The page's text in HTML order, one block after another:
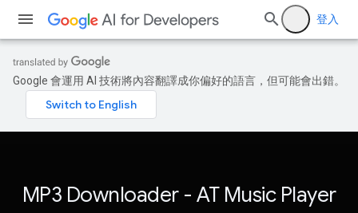
登入
Google 會運用 AI 技術將內容翻譯成你偏好的語言，但可能會出錯。
MP3 Downloader - AT Music Player